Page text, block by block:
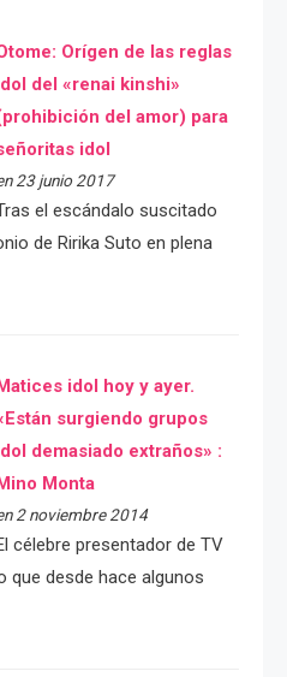
Orígen de las reglas
del «renai kinshi»
del amor) para
idol
23 junio 2017
el escándalo suscitado
de Ririka Suto en plena
idol hoy y ayer.
surgiendo grupos
demasiado extraños» :
Monta
2 noviembre 2014
célebre presentador de TV
que desde hace algunos